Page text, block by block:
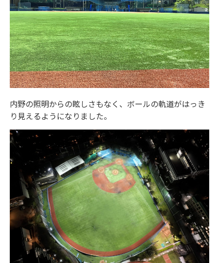
内野の照明からの眩しさもなく、ボールの軌道がはっき
り見えるようになりました。